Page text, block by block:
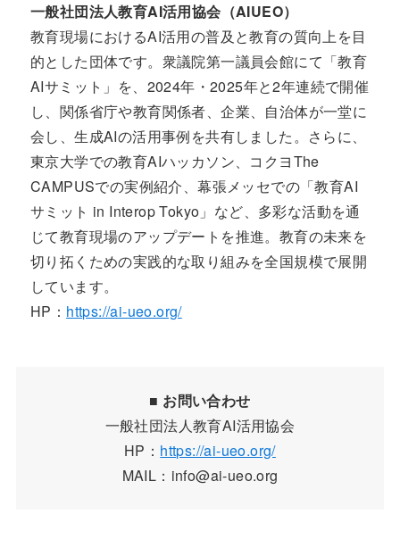
一般社団法人教育AI活用協会（AIUEO）
教育現場におけるAI活用の普及と教育の質向上を目
的とした団体です。衆議院第一議員会館にて「教育
AIサミット」を、2024年・2025年と2年連続で開催
し、関係省庁や教育関係者、企業、自治体が一堂に
会し、生成AIの活用事例を共有しました。さらに、
東京大学での教育AIハッカソン、コクヨThe
CAMPUSでの実例紹介、幕張メッセでの「教育AI
サミット in Interop Tokyo」など、多彩な活動を通
じて教育現場のアップデートを推進。教育の未来を
切り拓くための実践的な取り組みを全国規模で展開
しています。
HP： https://ai-ueo.org/
■ お問い合わせ
一般社団法人教育AI活用協会
HP： https://ai-ueo.org/
MAIL：info@ai-ueo.org